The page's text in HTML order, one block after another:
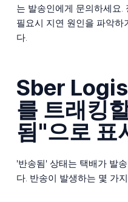
는 발송인에게 문의하세요.
필요시 지연 원인을 파악하
다.
Sber
를 트래킹
됨"으로 표
'반송됨' 상태는 택배가 발
다. 반송이 발생하는 몇 가